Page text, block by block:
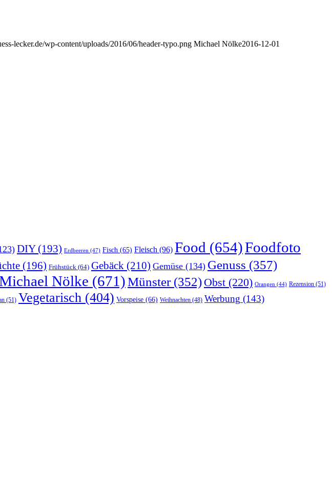
lecker.de/wp-content/uploads/2016/06/header-typo.png Michael Nölke2016-12-01
DIY(193) Erdbeeren (47) Fisch (65) Fleisch (96) Food (654)Foodfoto
(196) Frühstück (64) Gebäck (210) Gemüse (134) Genuss (357)
Nölke (671)Münster(352) Obst (220) Orangen (44) Rezension (51)
(51) Vegetarisch (404) Vorspeise (66) Weihnachten (48) Werbung (143)